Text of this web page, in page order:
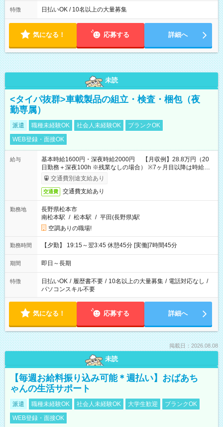
によって時間外での勤務可能性有り ※案件により多少の前後あ
特徴 日払いOK / 10名以上の大量募集
気になる！ 応募する 詳細へ
未読
<タイパ抜群>車載製品の組立・検査・梱包（夜
勤専属）
派遣 職種未経験OK 社会人未経験OK
ブランクOK
WEB登録・面接OK
給与
基本時給1600円・深夜時給2000円 【月収例】28.8万円（20
日勤務＋深夜100h ※残業なしの場合） ※7ヶ月目以降は時給
1230円・深夜時給1538円となります。
交通費別途支給あり
交通費 交通費支給あり
勤務地
長野県松本市
南松本駅 / 松本駅 / 平田(長野県)駅
空調ありの職場!
勤務時間 【夕勤】 19:15～翌3:45 休憩45分 [実働]7時間45分
期間 即日～長期
特徴 日払いOK / 履歴書不要 / 10名以上の大量募集 / 電話対応なし /
パソコンスキル不要
気になる！ 応募する 詳細へ
掲載日：2026.08.08
未読
【毎週お給料振り込み可能＊週払い】おばあち
ゃんの生活サポート
派遣 職種未経験OK 社会人未経験OK 大学生歓迎
ブランクOK
WEB登録・面接OK